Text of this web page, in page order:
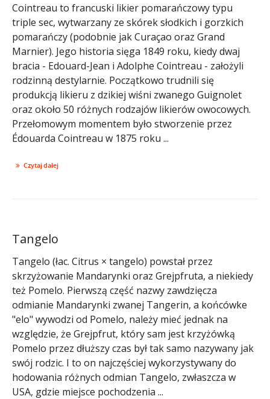
Cointreau to francuski likier pomarańczowy typu
triple sec, wytwarzany ze skórek słodkich i gorzkich
pomarańczy (podobnie jak Curaçao oraz Grand
Marnier). Jego historia sięga 1849 roku, kiedy dwaj
bracia - Edouard-Jean i Adolphe Cointreau - założyli
rodzinną destylarnie. Początkowo trudnili się
produkcją likieru z dzikiej wiśni zwanego Guignolet
oraz około 50 różnych rodzajów likierów owocowych.
Przełomowym momentem było stworzenie przez
Édouarda Cointreau w 1875 roku ...
Czytaj dalej
Tangelo
Tangelo (łac. Citrus × tangelo) powstał przez
skrzyżowanie Mandarynki oraz Grejpfruta, a niekiedy
też Pomelo. Pierwszą część nazwy zawdzięcza
odmianie Mandarynki zwanej Tangerin, a końcówke
"elo" wywodzi od Pomelo, należy mieć jednak na
względzie, że Grejpfrut, który sam jest krzyżówką
Pomelo przez dłuższy czas był tak samo nazywany jak
swój rodzic. I to on najczęściej wykorzystywany do
hodowania różnych odmian Tangelo, zwłaszcza w
USA, gdzie miejsce pochodzenia ...